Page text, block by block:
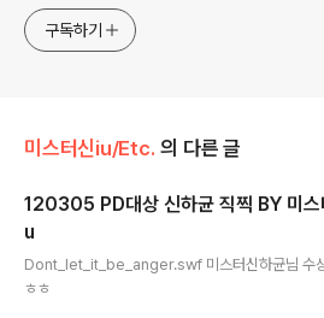
구독하기
미스터신iu/Etc. 의 다른 글
120305 PD대상 신하균 직찍 BY 미스
u
Dont_let_it_be_anger.swf 미스터신하균님 수
ㅎㅎ